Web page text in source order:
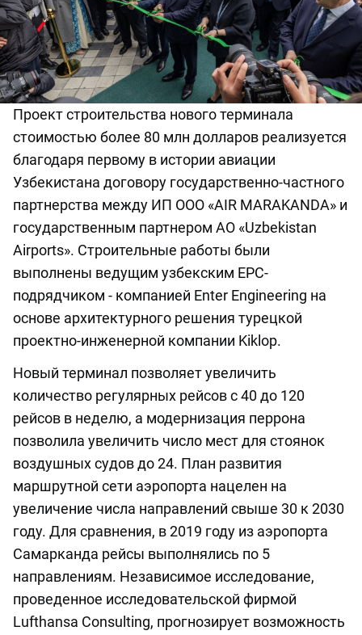
Проект строительства нового терминала
стоимостью более 80 млн долларов реализуется
благодаря первому в истории авиации
Узбекистана договору государственно-частного
партнерства между ИП ООО «AIR MARAKANDA» и
государственным партнером АО «Uzbekistan
Airports». Строительные работы были
выполнены ведущим узбекским EPC-
подрядчиком - компанией Enter Engineering на
основе архитектурного решения турецкой
проектно-инженерной компании Kiklop.
Новый терминал позволяет увеличить
количество регулярных рейсов с 40 до 120
рейсов в неделю, а модернизация перрона
позволила увеличить число мест для стоянок
воздушных судов до 24. План развития
маршрутной сети аэропорта нацелен на
увеличение числа направлений свыше 30 к 2030
году. Для сравнения, в 2019 году из аэропорта
Самарканда рейсы выполнялись по 5
направлениям. Независимое исследование,
проведенное исследовательской фирмой
Lufthansa Consulting, прогнозирует возможность